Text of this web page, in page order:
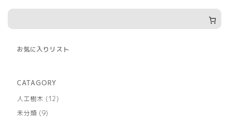
お気に入りリスト
CATAGORY
人工樹木
1212
未分類 99